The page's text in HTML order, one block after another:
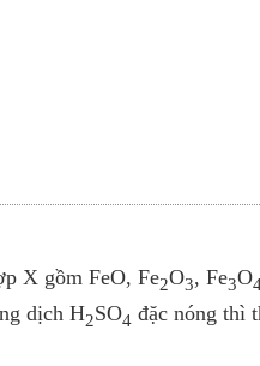
X gồm FeO, Fe2O3, Fe3O
dịch H2SO4 đặc nóng thì